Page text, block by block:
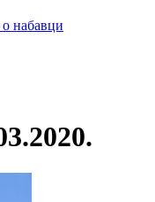
набавци